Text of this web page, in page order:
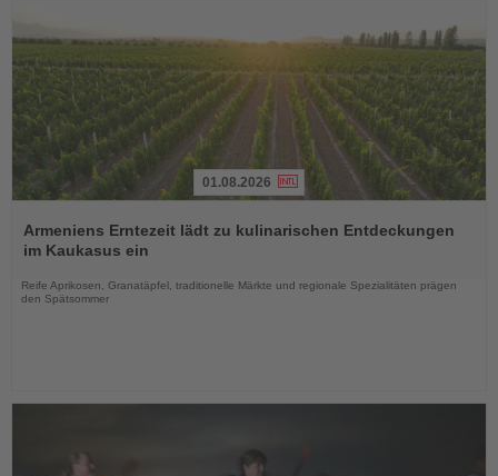
Sie
die
01.08.2026
Armeniens Erntezeit lädt zu kulinarischen Entdeckungen
im Kaukasus ein
Reife Aprikosen, Granatäpfel, traditionelle Märkte und regionale Spezialitäten prägen
den Spätsommer